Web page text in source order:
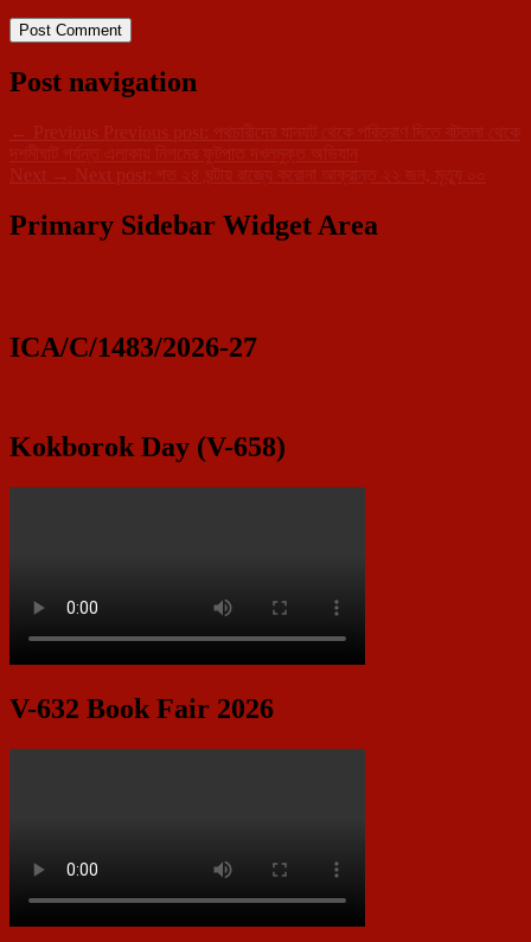
Post navigation
← Previous Previous post:
পথচারীদের যানযট থেকে পরিত্রাণ দিতে বটতলা থেকে
দশমীঘাট পর্যন্ত এলাকায় নিগমের ফুটপাত দখলমুক্ত অভিযান
Next → Next post: গত ২৪ ঘন্টায় রাজ্যে করোনা আক্রান্ত ২২ জন, মৃত্যু ০০
Primary Sidebar Widget Area
ICA/C/1483/2026-27
Kokborok Day (V-658)
V-632 Book Fair 2026